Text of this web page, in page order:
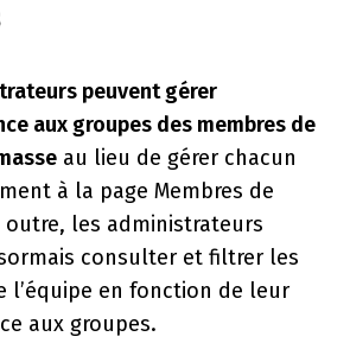
peuvent gérer
aux groupes des membres de
au lieu de gérer chacun
à la page Membres de
outre, les administrateurs
consulter et filtrer les
l’équipe en fonction de leur
aux groupes.